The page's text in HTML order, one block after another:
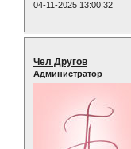
04-11-2025 13:00:32
Чел Другов
Администратор